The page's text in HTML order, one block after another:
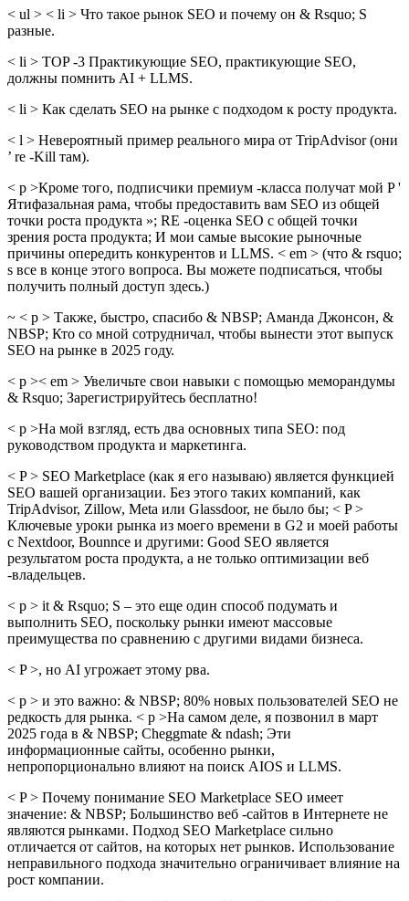
< ul > < li > Что такое рынок SEO и почему он & Rsquo; S
разные.
< li > TOP -3 Практикующие SEO, практикующие SEO,
должны помнить AI + LLMS.
< li > Как сделать SEO на рынке с подходом к росту продукта.
< l > Невероятный пример реального мира от TripAdvisor (они
’ re -Kill там).
< p >Кроме того, подписчики премиум -класса получат мой P '
Ятифазальная рама, чтобы предоставить вам SEO из общей
точки роста продукта »; RE -оценка SEO с общей точки
зрения роста продукта; И мои самые высокие рыночные
причины опередить конкурентов и LLMS. < em > (что & rsquo;
s все в конце этого вопроса. Вы можете подписаться, чтобы
получить полный доступ здесь.)
~ < p > Также, быстро, спасибо & NBSP; Аманда Джонсон, &
NBSP; Кто со мной сотрудничал, чтобы вынести этот выпуск
SEO на рынке в 2025 году.
< p >< em > Увеличьте свои навыки с помощью меморандумы
& Rsquo; Зарегистрируйтесь бесплатно!
< p >На мой взгляд, есть два основных типа SEO: под
руководством продукта и маркетинга.
< P > SEO Marketplace (как я его называю) является функцией
SEO вашей организации. Без этого таких компаний, как
TripAdvisor, Zillow, Meta или Glassdoor, не было бы; < P >
Ключевые уроки рынка из моего времени в G2 и моей работы
с Nextdoor, Bounnce и другими: Good SEO является
результатом роста продукта, а не только оптимизации веб
-владельцев.
< p > it & Rsquo; S – это еще один способ подумать и
выполнить SEO, поскольку рынки имеют массовые
преимущества по сравнению с другими видами бизнеса.
< P >, но AI угрожает этому рва.
< p > и это важно: & NBSP; 80% новых пользователей SEO не
редкость для рынка. < p >На самом деле, я позвонил в март
2025 года в & NBSP; Cheggmate & ndash; Эти
информационные сайты, особенно рынки,
непропорционально влияют на поиск AIOS и LLMS.
< P > Почему понимание SEO Marketplace SEO имеет
значение: & NBSP; Большинство веб -сайтов в Интернете не
являются рынками. Подход SEO Marketplace сильно
отличается от сайтов, на которых нет рынков. Использование
неправильного подхода значительно ограничивает влияние на
рост компании.